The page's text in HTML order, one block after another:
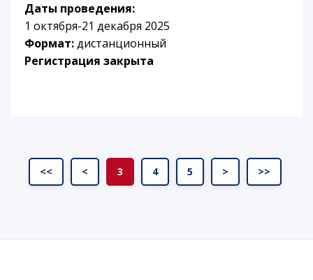
Даты проведения:
1 октября-21 декабря 2025
Формат:дистанционный
Регистрация закрыта
<< < 3 4 5 > >>